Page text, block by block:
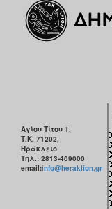
Αγίου Τίτου 1,
Τ.Κ. 71202,
Ηράκλειο
Τηλ.: 2813-409000
email:info@heraklion.gr